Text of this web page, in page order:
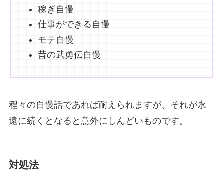
稼ぎ自慢
仕事ができる自慢
モテ自慢
昔の武勇伝自慢
程々の自慢話であれば耐えられますが、それが永
遠に続くとなると意外にしんどいものです。
対処法